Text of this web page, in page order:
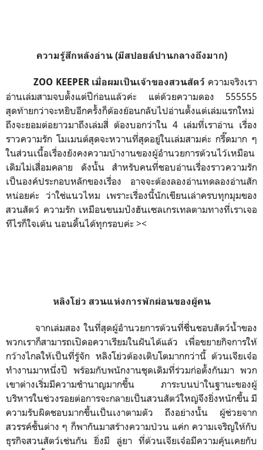
ความรู้สึกหลังอ่าน (มีสปอยล์ปานกลางถึงมาก)
ZOO KEEPER เมื่อผมเป็นเจ้าของสวนสัตว์ ความจริงเรา
อ่านเล่มสามจบตั้งแต่ปีก่อนแล้วค่ะ แต่ด้วยความดอง 555555
สุดท้ายกว่าจะหยิบอีกครั้งก็ต้องย้อนกลับไปอ่านตั้งแต่เล่มแรกใหม่
ถึงจะยอมต่อยาวมาถึงเล่มสี่ ต้องบอกว่าใน 4 เล่มที่เราอ่าน เรื่อง
ราวความรัก โมเมนต์สุดจะหวานที่สุดอยู่ในเล่มสามค่ะ กรี๊ดมาก ๆ
ในส่วนเนื้อเรื่องยังคงความบ้างานของผู้อำนวยการต้วนไว้เหมือน
เดิมไม่เสื่อมคลาย ดังนั้น สำหรับคนที่ชอบอ่านเรื่องราวความรัก
เป็นองค์ประกอบหลักของเรื่อง อาจจะต้องลองอ่านทดลองอ่านสัก
หน่อยค่ะ ว่าใช่แนวไหม เพราะเรื่องนี้นักเขียนเล่าครบทุกมุมของ
สวนสัตว์ ความรัก เหมือนขนมปังฮันเซลเกรเทลตามทางที่เราเจอ
ทีไรก็ใจเต้น นอนดิ้นได้ทุกรอบค่ะ ><
หลิงโย่ว สวนแห่งการพักผ่อนของผู้คน
จากเล่มสอง ในที่สุดผู้อำนวยการต้วนที่ชื่นชอบสัตว์น้ำของ
พวกเราก็สามารถเปิดอควาเรียมในฝันได้แล้ว เพื่อขยายกิจการให้
กว้างไกลให้เป็นที่รู้จัก หลิงโย่วต้องเติบโตมากกว่านี้ ต้วนเจียเจ๋อ
ทำงานมาหนึ่งปี พร้อมกับพนักงานชุดเดิมที่ร่วมก่อตั้งกันมา พวก
เขาต่างเริ่มมีความชำนาญมากขี้น ภาระบนบ่าในฐานะของผู้
บริหารในช่วงรอยต่อการจะกลายเป็นสวนสัตว์ใหญ่จึงยิ่งหนักขึ้น มี
ความรับผิดชอบมากขึ้นเป็นเงาตามตัว ถึงอย่างนั้น ผู้ช่วยจาก
สวรรค์ชั้นต่าง ๆ ก็พากันมาสร้างความป่วน แค่ก ความเจริญให้กับ
ธุรกิจสวนสัตว์เช่นกัน ยิ่งมี ลู่ยา ที่ต้วนเจียเจ๋อมีความคุ้นเคยกับ